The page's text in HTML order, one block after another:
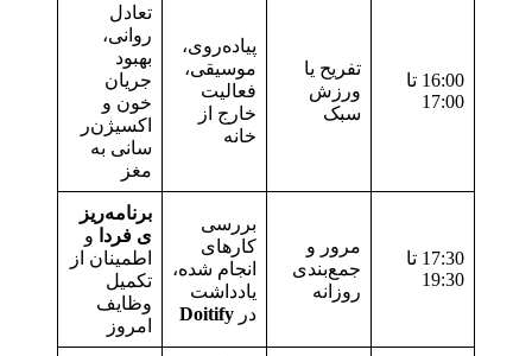
16:00 تا
17:00
تفریح یا
ورزش
پیاده‌روی،
موسیقی،
فعالیت
خارج از
تعادل
روانی،
بهبود
جریان
خون و
اکسیژن‌ر
سانی به
17:30 تا
19:30
مرور و
جمع‌بندی
روزانه
بررسی
کارهای
انجام شده،
یادداشت
Doitify
برنامه‌ریز
ی فردا و
اطمینان از
تکمیل
وظایف
امروز